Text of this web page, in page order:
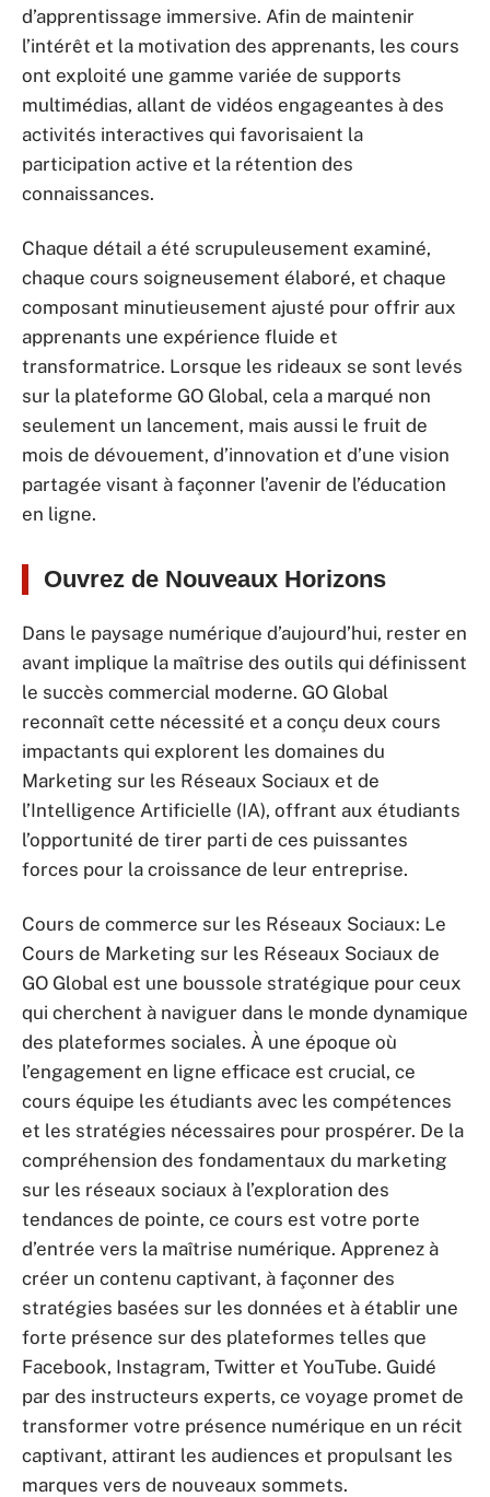
d’apprentissage immersive. Afin de maintenir
l’intérêt et la motivation des apprenants, les cours
ont exploité une gamme variée de supports
multimédias, allant de vidéos engageantes à des
activités interactives qui favorisaient la
participation active et la rétention des
connaissances.
Chaque détail a été scrupuleusement examiné,
chaque cours soigneusement élaboré, et chaque
composant minutieusement ajusté pour offrir aux
apprenants une expérience fluide et
transformatrice. Lorsque les rideaux se sont levés
sur la plateforme GO Global, cela a marqué non
seulement un lancement, mais aussi le fruit de
mois de dévouement, d’innovation et d’une vision
partagée visant à façonner l’avenir de l’éducation
en ligne.
Ouvrez de Nouveaux Horizons
Dans le paysage numérique d’aujourd’hui, rester en
avant implique la maîtrise des outils qui définissent
le succès commercial moderne. GO Global
reconnaît cette nécessité et a conçu deux cours
impactants qui explorent les domaines du
Marketing sur les Réseaux Sociaux et de
l’Intelligence Artificielle (IA), offrant aux étudiants
l’opportunité de tirer parti de ces puissantes
forces pour la croissance de leur entreprise.
Cours de commerce sur les Réseaux Sociaux: Le
Cours de Marketing sur les Réseaux Sociaux de
GO Global est une boussole stratégique pour ceux
qui cherchent à naviguer dans le monde dynamique
des plateformes sociales. À une époque où
l’engagement en ligne efficace est crucial, ce
cours équipe les étudiants avec les compétences
et les stratégies nécessaires pour prospérer. De la
compréhension des fondamentaux du marketing
sur les réseaux sociaux à l’exploration des
tendances de pointe, ce cours est votre porte
d’entrée vers la maîtrise numérique. Apprenez à
créer un contenu captivant, à façonner des
stratégies basées sur les données et à établir une
forte présence sur des plateformes telles que
Facebook, Instagram, Twitter et YouTube. Guidé
par des instructeurs experts, ce voyage promet de
transformer votre présence numérique en un récit
captivant, attirant les audiences et propulsant les
marques vers de nouveaux sommets.